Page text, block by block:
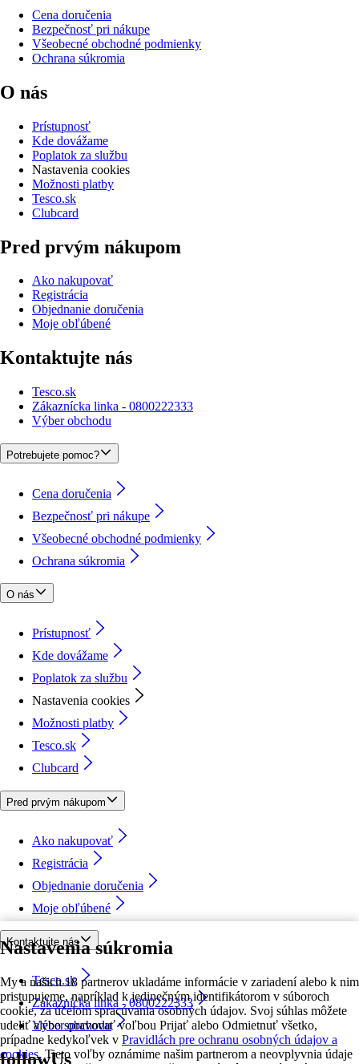
Nastavenia súkromia
My a našich 18 partnerov ukladáme informácie v zariadení alebo k nim
pristupujeme, napríklad k jedinečným identifikátorom v súboroch
cookie, za účelom spracúvania osobných údajov. Svoj súhlas môžete
udeliť alebo spravovať voľbou Prijať alebo Odmietnuť všetko,
prípadne kedykoľvek v Pravidlách pre ochranu osobných údajov a
cookies. Tieto voľby oznámime našim partnerom a neovplyvnia údaje
Cena doručenia
Bezpečnosť pri nákupe
Všeobecné obchodné podmienky
Ochrana súkromia
O nás
Prístupnosť
Kde dovážame
Poplatok za službu
Nastavenia cookies
Možnosti platby
Tesco.sk
Clubcard
Pred prvým nákupom
Ako nakupovať
Registrácia
Objednanie doručenia
Moje obľúbené
Kontaktujte nás
Tesco.sk
Zákaznícka linka - 0800222333
Výber obchodu
Potrebujete pomoc?
Cena doručenia
Bezpečnosť pri nákupe
Všeobecné obchodné podmienky
Ochrana súkromia
O nás
Prístupnosť
Kde dovážame
Poplatok za službu
Nastavenia cookies
Možnosti platby
Tesco.sk
Clubcard
Pred prvým nákupom
Ako nakupovať
Registrácia
Objednanie doručenia
Moje obľúbené
Kontaktujte nás
Tesco.sk
Zákaznícka linka - 0800222333
Výber obchodu
followUs